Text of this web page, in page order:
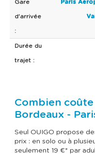
Gare
d'arrivée
:
Paris
Durée du
trajet :
Combien
Bordeaux -
Seul OUIGO propose
prix : en solo ou à
seulement 19 €* par